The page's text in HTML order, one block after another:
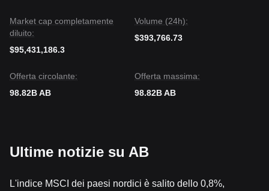
Market cap completamente
diluito:
$95,431,186.3
Volume (24h):
$393,766.73
Offerta circolante:
98.82B AB
Offerta massima:
98.82B AB
Ultime notizie su AB
L'indice MSCI dei paesi nordici è salito dello 0,8%,